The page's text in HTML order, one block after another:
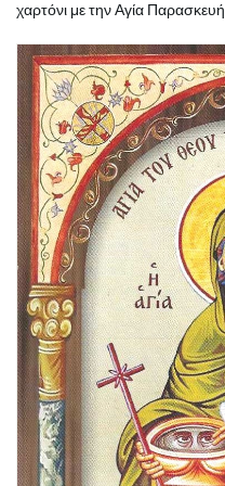
χαρτόνι με την Αγία Παρασκευή